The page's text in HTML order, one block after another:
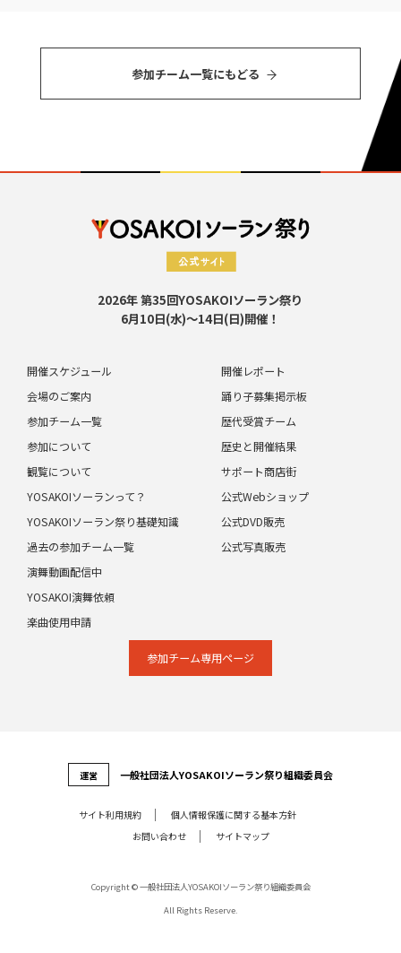
参加チーム⼀覧にもどる
2026年 第35回YOSAKOIソーラン祭り
6月10日(水)～14日(日)開催！
開催スケジュール
会場のご案内
参加チーム一覧
参加について
観覧について
開催レポート
踊り子募集掲示板
歴代受賞チーム
歴史と開催結果
サポート商店街
YOSAKOIソーランって？
YOSAKOIソーラン祭り基礎知識
過去の参加チーム一覧
演舞動画配信中
公式Webショップ
公式DVD販売
公式写真販売
YOSAKOI演舞依頼
楽曲使用申請
参加チーム専⽤ページ
運営 ⼀般社団法⼈YOSAKOIソーラン祭り組織委員会
サイト利⽤規約
個⼈情報保護に関する基本⽅針
お問い合わせ
サイトマップ
Copyright © 一般社団法人YOSAKOIソーラン祭り組織委員会
All Rights Reserve.